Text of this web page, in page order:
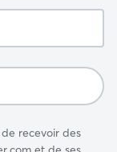
recevoir des